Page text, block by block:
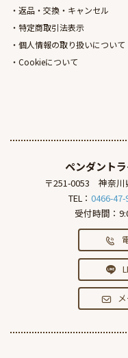
返品・交換・キャンセル
特定商取引法表示
個人情報の取り扱いについて
Cookieについて
ペンダント
〒251-0053 神奈川
TEL： 0466-47-
受付時間：